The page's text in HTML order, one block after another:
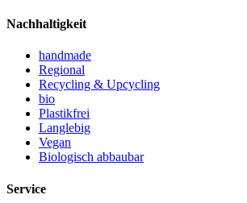
Nachhaltigkeit
handmade
Regional
Recycling & Upcycling
bio
Plastikfrei
Langlebig
Vegan
Biologisch abbaubar
Service